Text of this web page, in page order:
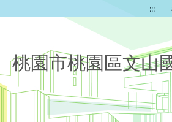
:::
桃園市桃園區文山